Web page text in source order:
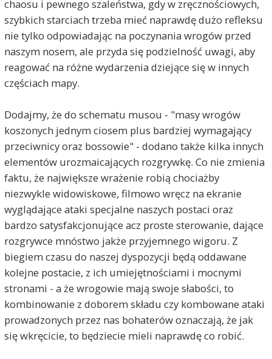
chaosu i pewnego szaleństwa, gdy w zręcznościowych,
szybkich starciach trzeba mieć naprawdę dużo refleksu
nie tylko odpowiadając na poczynania wrogów przed
naszym nosem, ale przyda się podzielność uwagi, aby
reagować na różne wydarzenia dziejące się w innych
częściach mapy.
Dodajmy, że do schematu musou - "masy wrogów
koszonych jednym ciosem plus bardziej wymagający
przeciwnicy oraz bossowie" - dodano także kilka innych
elementów urozmaicających rozgrywkę. Co nie zmienia
faktu, że największe wrażenie robią chociażby
niezwykle widowiskowe, filmowo wręcz na ekranie
wyglądające ataki specjalne naszych postaci oraz
bardzo satysfakcjonujące acz proste sterowanie, dające
rozgrywce mnóstwo jakże przyjemnego wigoru. Z
biegiem czasu do naszej dyspozycji będą oddawane
kolejne postacie, z ich umiejętnościami i mocnymi
stronami - a że wrogowie mają swoje słabości, to
kombinowanie z doborem składu czy kombowane ataki
prowadzonych przez nas bohaterów oznaczają, że jak
się wkręcicie, to będziecie mieli naprawdę co robić.